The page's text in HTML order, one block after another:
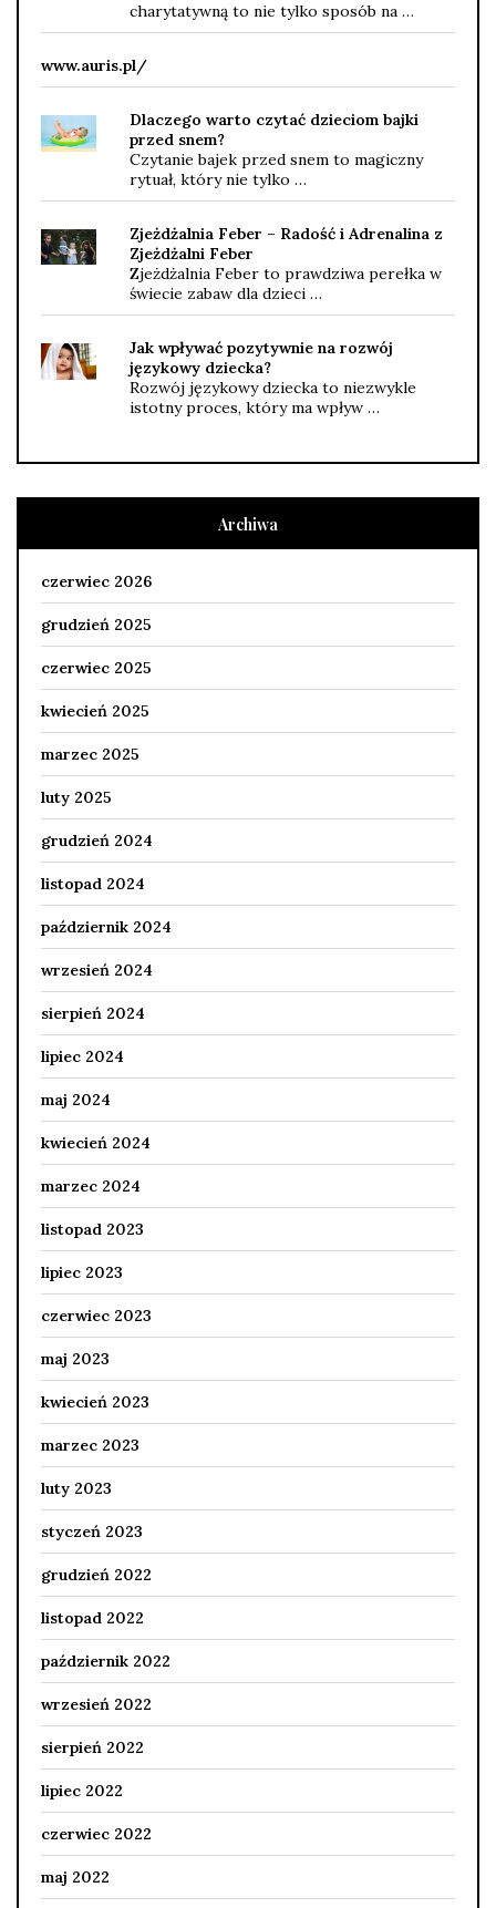
charytatywną to nie tylko sposób na …
www.auris.pl/
Dlaczego warto czytać dzieciom bajki
przed snem?
Czytanie bajek przed snem to magiczny
rytuał, który nie tylko …
Zjeżdżalnia Feber – Radość i Adrenalina z
Zjeżdżalni Feber
Zjeżdżalnia Feber to prawdziwa perełka w
świecie zabaw dla dzieci …
Jak wpływać pozytywnie na rozwój
językowy dziecka?
Rozwój językowy dziecka to niezwykle
istotny proces, który ma wpływ …
Archiwa
czerwiec 2026
grudzień 2025
czerwiec 2025
kwiecień 2025
marzec 2025
luty 2025
grudzień 2024
listopad 2024
październik 2024
wrzesień 2024
sierpień 2024
lipiec 2024
maj 2024
kwiecień 2024
marzec 2024
listopad 2023
lipiec 2023
czerwiec 2023
maj 2023
kwiecień 2023
marzec 2023
luty 2023
styczeń 2023
grudzień 2022
listopad 2022
październik 2022
wrzesień 2022
sierpień 2022
lipiec 2022
czerwiec 2022
maj 2022